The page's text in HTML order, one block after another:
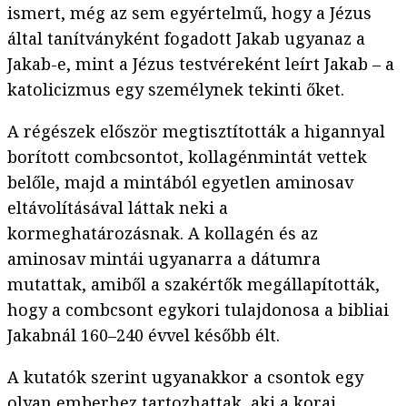
ismert, még az sem egyértelmű, hogy a Jézus
által tanítványként fogadott Jakab ugyanaz a
Jakab-e, mint a Jézus testvéreként leírt Jakab – a
katolicizmus egy személynek tekinti őket.
A régészek először megtisztították a higannyal
borított combcsontot, kollagénmintát vettek
belőle, majd a mintából egyetlen aminosav
eltávolításával láttak neki a
kormeghatározásnak. A kollagén és az
aminosav mintái ugyanarra a dátumra
mutattak, amiből a szakértők megállapították,
hogy a combcsont egykori tulajdonosa a bibliai
Jakabnál 160–240 évvel később élt.
A kutatók szerint ugyanakkor a csontok egy